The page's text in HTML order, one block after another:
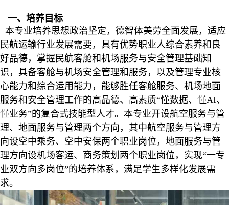
一、培养目标
本专业培养思想政治坚定，德智体美劳全面发展，适应
民航运输行业发展需要，具有优势职业人综合素养和良
好品德，掌握民航客舱和机场服务与安全管理基础知
识，具备客舱与机场安全管理和服务，以及管理专业核
心能力和综合运用能力，能够胜任客舱服务、机场地面
服务和安全管理工作的高品德、高素质“懂数据、懂AI、
懂业务”的复合式技能型人才。本专业开设航空服务与管
理、地面服务与管理两个方向，其中航空服务与管理方
向设空中乘务、空中安保两个职业岗位，地面服务与管
理方向设机场客运、商务策划两个职业岗位，实现“一专
业双方向多岗位”的培养体系，满足学生多样化发展需
求。